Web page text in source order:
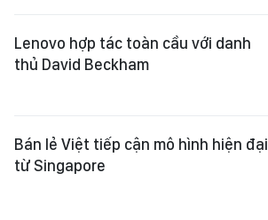
Lenovo hợp tác toàn cầu với danh
thủ David Beckham
Bán lẻ Việt tiếp cận mô hình hiện đại
từ Singapore